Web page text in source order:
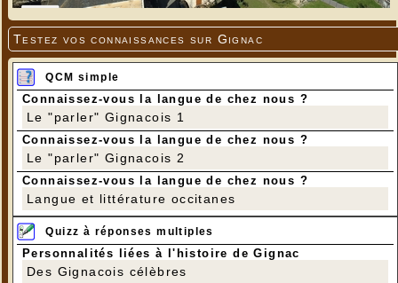
Testez vos connaissances sur Gignac
QCM simple
Connaissez-vous la langue de chez nous ?
Le "parler" Gignacois 1
Connaissez-vous la langue de chez nous ?
Le "parler" Gignacois 2
Connaissez-vous la langue de chez nous ?
Langue et littérature occitanes
Quizz à réponses multiples
Personnalités liées à l'histoire de Gignac
Des Gignacois célèbres